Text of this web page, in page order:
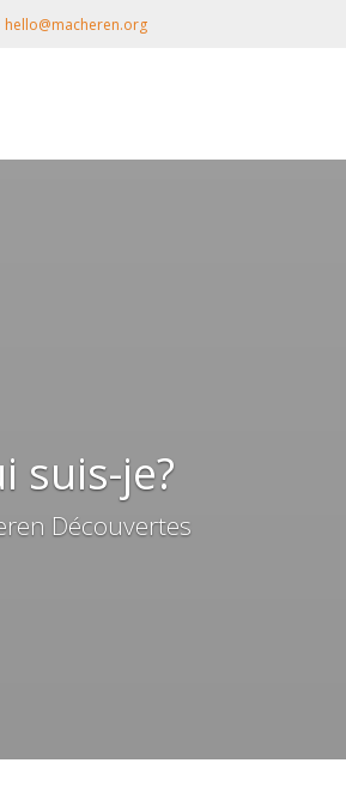
hello@macheren.org
suis-je?
Découvertes